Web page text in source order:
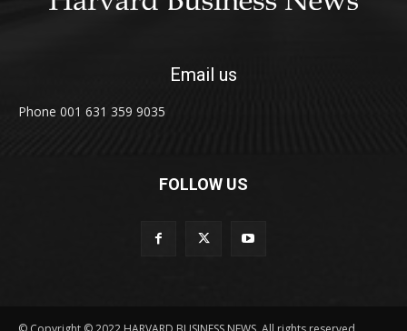
Email us
Phone 001 631 359 9035
FOLLOW US